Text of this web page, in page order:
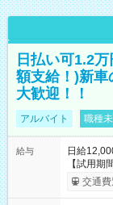
日払い可1.2
額支給！)新車
大歓迎！！
アルバイト 職種
給与
日給
【試用期
交通費